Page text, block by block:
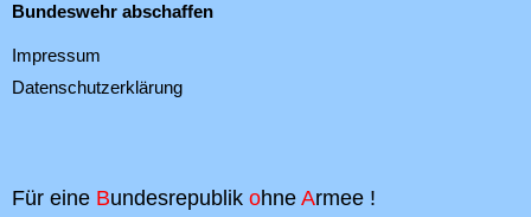
Bundeswehr abschaffen
Impressum
Datenschutzerklärung
Für eine Bundesrepublik ohne Armee !